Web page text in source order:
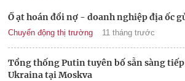
Ồ ạt hoán đổi nợ - doanh nghiệp địa ốc
Chuyển động thị trường 11 tháng trước
Tổng thống Putin tuyên bố sẵn sàng
Ukraina tại Moskva